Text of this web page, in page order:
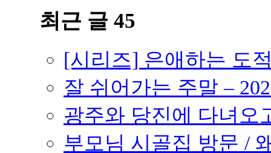
최근 글 45
[시리즈] 은애하는 도
잘 쉬어가는 주말 –
광주와 당진에 다녀오
부모님 시골집 방문 /